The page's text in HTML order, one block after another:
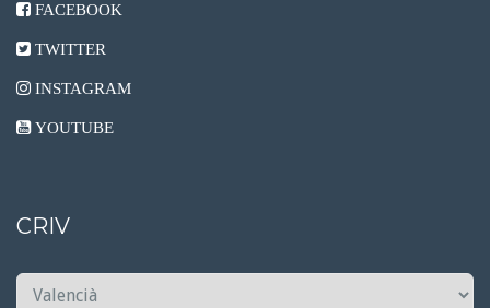
FACEBOOK
TWITTER
INSTAGRAM
YOUTUBE
CRIV
C